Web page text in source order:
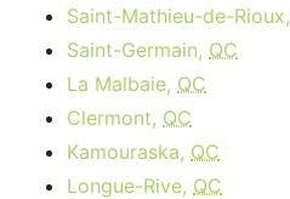
Saint-Mathieu-de-Rioux,
Saint-Germain, QC
La Malbaie, QC
Clermont, QC
Kamouraska, QC
Longue-Rive, QC